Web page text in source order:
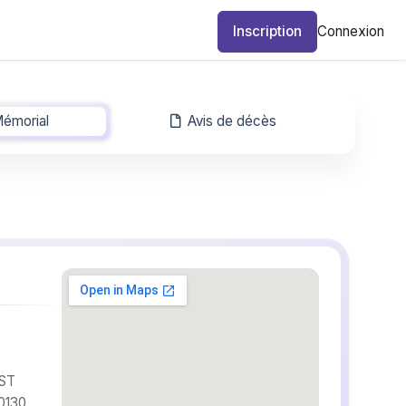
Inscription Connexion
Avis de décès
-